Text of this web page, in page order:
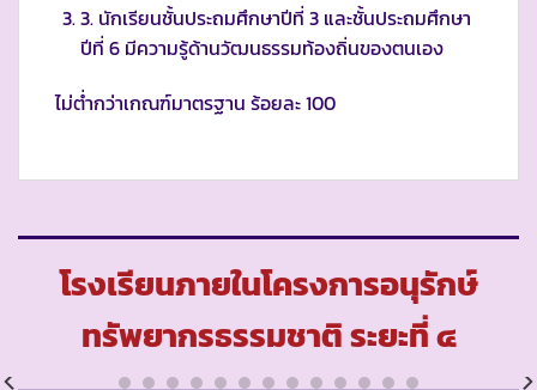
3. นักเรียนชั้นประถมศึกษาปีที่ 3 และชั้นประถมศึกษา
ปีที่ 6 มีความรู้ด้านวัฒนธรรมท้องถิ่นของตนเอง
ไม่ต่ำกว่าเกณฑ์มาตรฐาน ร้อยละ 100
โรงเรียนภายในโครงการอนุรักษ์
ทรัพยากรธรรมชาติ ระยะที่ ๔